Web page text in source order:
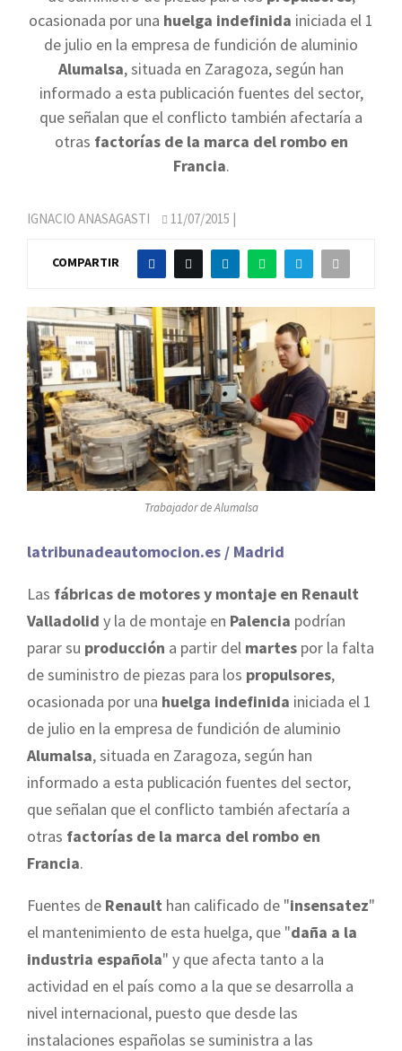
ocasionada por una huelga indefinida iniciada el 1
de julio en la empresa de fundición de aluminio
Alumalsa, situada en Zaragoza, según han
informado a esta publicación fuentes del sector,
que señalan que el conflicto también afectaría a
otras factorías de la marca del rombo en
Francia.
IGNACIO ANASAGASTI 11/07/2015 |
COMPARTIR
Trabajador de Alumalsa
latribunadeautomocion.es / Madrid
Las fábricas de motores y montaje en Renault
Valladolid y la de montaje en Palencia podrían
parar su producción a partir del martes por la falta
de suministro de piezas para los propulsores,
ocasionada por una huelga indefinida iniciada el 1
de julio en la empresa de fundición de aluminio
Alumalsa, situada en Zaragoza, según han
informado a esta publicación fuentes del sector,
que señalan que el conflicto también afectaría a
otras factorías de la marca del rombo en
Francia.
Fuentes de Renault han calificado de "insensatez"
el mantenimiento de esta huelga, que "daña a la
industria española" y que afecta tanto a la
actividad en el país como a la que se desarrolla a
nivel internacional, puesto que desde las
instalaciones españolas se suministra a las